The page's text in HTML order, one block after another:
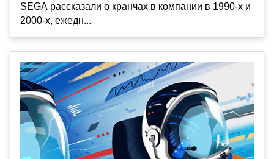
SEGA рассказали о кранчах в компании в 1990-х и
2000-х, ежедн...